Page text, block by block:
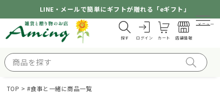
LINE・メールで簡単にギフトが贈れる「eギフト」
探す ログイン カート 店舗情報
メニュー
TOP #食事と一緒に商品一覧